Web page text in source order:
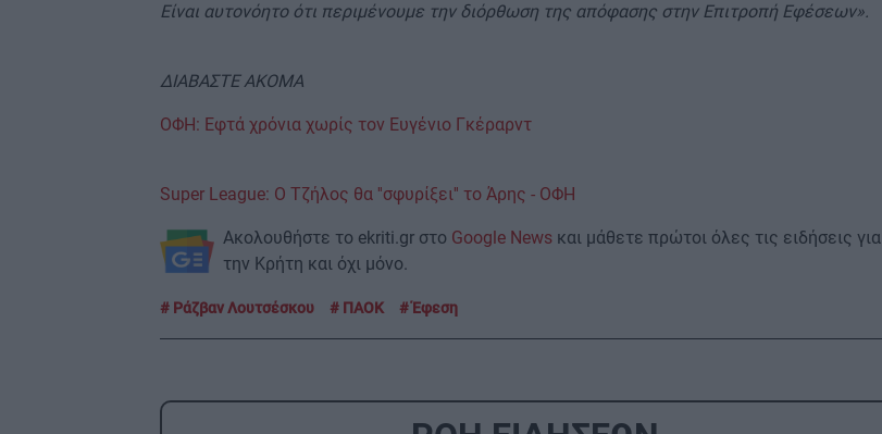
Είναι αυτονόητο ότι περιμένουμε την διόρθωση της απόφασης στην Επιτροπή Εφέσεων».
ΔΙΑΒΑΣΤΕ ΑΚΟΜΑ
ΟΦΗ: Εφτά χρόνια χωρίς τον Ευγένιο Γκέραρντ
Super League: O Τζήλος θα ''σφυρίξει'' το Άρης - ΟΦΗ
Ακολουθήστε το ekriti.gr στο Google News και μάθετε πρώτοι όλες τις ειδήσεις για
την Κρήτη και όχι μόνο.
Ράζβαν Λουτσέσκου ΠΑΟΚ Έφεση